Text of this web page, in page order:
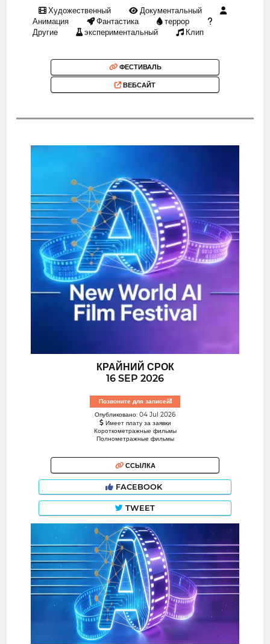
Художественный
Документальный
Анимация
Фантастика
террор
Другие
экспериментальный Клип
ФЕСТИВАЛЬ
ВЕБСАЙТ
КРАЙНИЙ СРОК
16 SEP 2026
Позвоните для записей!
Опубликовано: 04 Jul 2026
Имеет плату за заявки
Короткометражные фильмы
Полнометражные фильмы
ССЫЛКА
FACEBOOK
TWEET